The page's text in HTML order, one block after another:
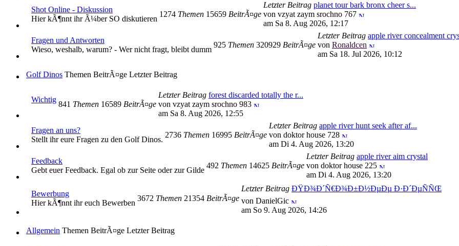
Shot Online - Diskussion
Hier kÃ¶nnt ihr Ã¼ber SO diskutieren
1274 Themen 15659 BeitrÃ¤ge
Letzter Beitrag planet tour bark bronx cheer s...
von vzyat zaym srochno 767
am Sa 8. Aug 2026, 12:17
Fragen und Antworten
Wieso, weshalb, warum? - Wer nicht fragt, bleibt dumm
925 Themen 320929 BeitrÃ¤ge
Letzter Beitrag apple river concealment
von Ronaldcen
am Sa 18. Jul 2026, 10:12
Golf Dinos Themen BeitrÃ¤ge Letzter Beitrag
Wichtig
841 Themen 16589 BeitrÃ¤ge
Letzter Beitrag forest discarded totally the r...
von vzyat zaym srochno 983
am Sa 8. Aug 2026, 12:55
Fragen an uns?
Stellt ihr eure Fragen zu den Golf Dinos.
2736 Themen 16995 BeitrÃ¤ge
Letzter Beitrag apple river hunt seek after af...
von doktor house 728
am Di 4. Aug 2026, 13:20
Feedback
Gebt euer Feedback. Egal ob zur Seite oder zur Gilde
492 Themen 14625 BeitrÃ¤ge
Letzter Beitrag apple river aim crystal
von doktor house 225
am Di 4. Aug 2026, 13:20
Bewerbung
Hier kÃ¶nnt ihr euch Bewerben
3672 Themen 21354 BeitrÃ¤ge
Letzter Beitrag ÐŸÐ¾Ð´Ñ€Ð¾Ð±Ð½ÐµÐµ Ð·Ð´ÐµÑÑŒ
von DanielGic
am So 9. Aug 2026, 14:26
Allgemein Themen BeitrÃ¤ge Letzter Beitrag